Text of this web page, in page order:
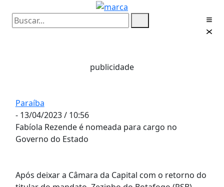
publicidade
Paraíba
- 13/04/2023 / 10:56
Fabíola Rezende é nomeada para cargo no
Governo do Estado
Após deixar a Câmara da Capital com o retorno do